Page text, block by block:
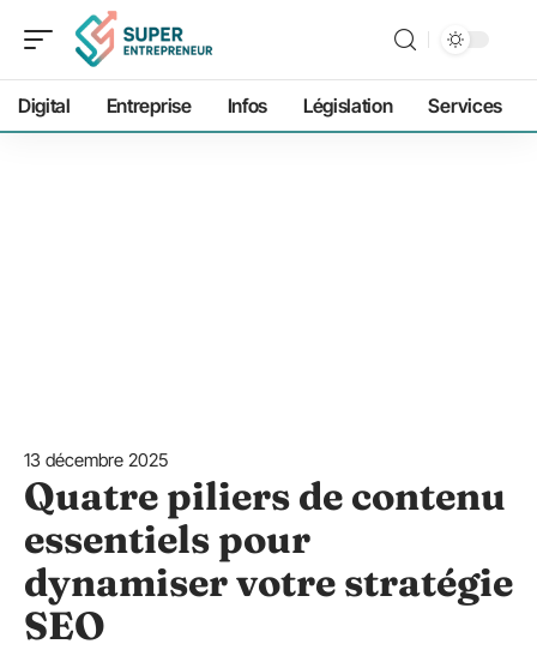
Digital Entreprise Infos Législation Services
13 décembre 2025
Quatre piliers de contenu
essentiels pour
dynamiser votre stratégie
SEO